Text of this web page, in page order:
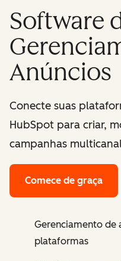
Software
Anúncios
Conecte suas
HubSpot para criar,
campanhas
Comece de graça
Gerenciamento de
plataformas